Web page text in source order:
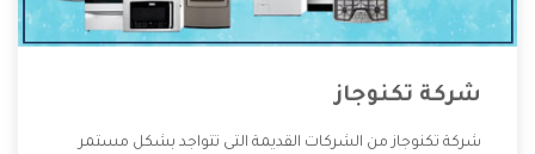
شركة تكنوجاز
شركة تكنوجاز من الشركات القديمة التى تتواجد بشكل مستمر